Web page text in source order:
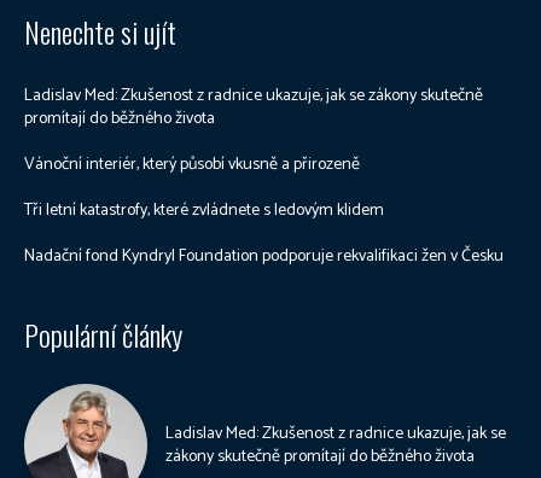
Nenechte si ujít
Ladislav Med: Zkušenost z radnice ukazuje, jak se zákony skutečně
promítají do běžného života
Vánoční interiér, který působí vkusně a přirozeně
Tři letní katastrofy, které zvládnete s ledovým klidem
Nadační fond Kyndryl Foundation podporuje rekvalifikaci žen v Česku
Populární články
Ladislav Med: Zkušenost z radnice ukazuje, jak se
zákony skutečně promítají do běžného života